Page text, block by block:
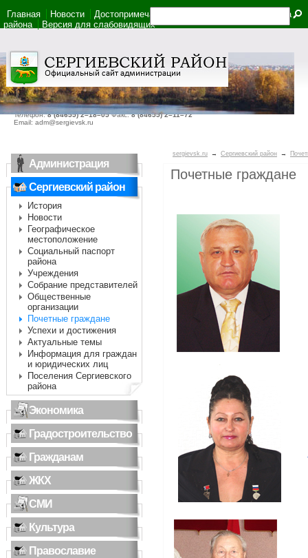
446540, Самарская область, село Сергиевск, ул. Ленина, дом 22
Телефон:8 (84655) 2–18–05Факс:8 (84655) 2–11–72
Email: adm@sergievsk.ru
Главная Новости Достопримечательности
Карта
района
Версия для слабовидящих
Администрация
Сергиевский район
История
Новости
Географическое
местоположение
Социальный паспорт
района
Учреждения
Собрание представителей
Общественные
организации
Почетные граждане
Успехи и достижения
Актуальные темы
Информация для граждан
и юридических лиц
Поселения Сергиевского
района
Экономика
Градостроительство
Гражданам
ЖКХ
СМИ
Культура
Православие
sergievsk.ru → Сергиевский район →
Почетные граждане